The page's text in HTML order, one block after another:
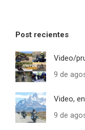
Post recientes
Video/
9 de
Video,
9 de